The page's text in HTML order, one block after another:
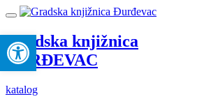
Gradska knjižnica
ĐURĐEVAC
katalog
Open toolbar